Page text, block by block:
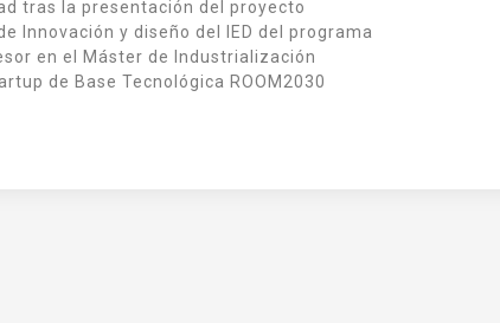
tras la presentación del proyecto
Innovación y diseño del IED del programa
en el Máster de Industrialización
de Base Tecnológica ROOM2030